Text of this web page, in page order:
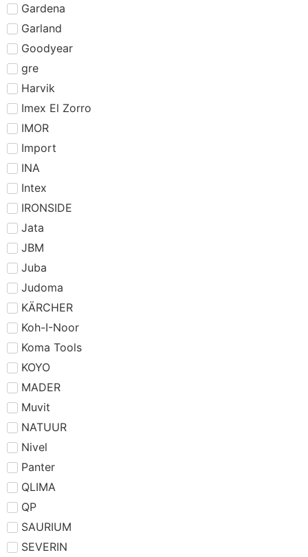
Gardena
Garland
Goodyear
gre
Harvik
Imex El Zorro
IMOR
Import
INA
Intex
IRONSIDE
Jata
JBM
Juba
Judoma
KÄRCHER
Koh-I-Noor
Koma Tools
KOYO
MADER
Muvit
NATUUR
Nivel
Panter
QLIMA
QP
SAURIUM
SEVERIN